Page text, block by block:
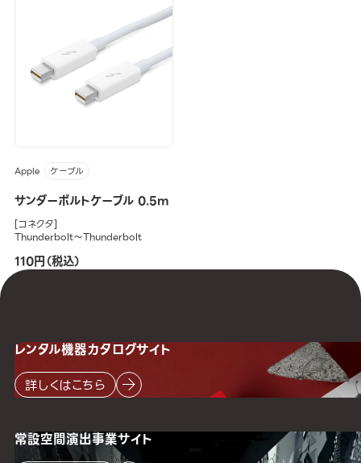
Apple ケーブル
サンダーボルトケーブル 0.5m
[コネクタ]
Thunderbolt～Thunderbolt
110円（税込）
レンタル機器カタログサイト
詳しくはこちら
常設空間演出事業サイト